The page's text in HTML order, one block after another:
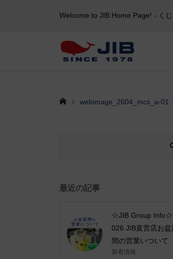
Welcome to JIB Home Page! ‐ く
webimage_2604_mcs_a-01
最近の記事
☆JIB Group
026 JIB直営店お盆
間の営業いついて
新着情報